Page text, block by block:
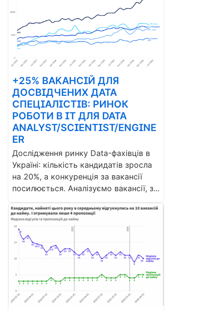
+25% ВАКАНСІЙ ДЛЯ
ДОСВІДЧЕНИХ ДАТА
СПЕЦІАЛІСТІВ: РИНОК
РОБОТИ В ІТ ДЛЯ DATA
ANALYST/SCIENTIST/ENGINE
ER
Дослідження ринку Data-фахівців в
Україні: кількість кандидатів зросла
на 20%, а конкуренція за вакансії
посилюється. Аналізуємо вакансії, з...